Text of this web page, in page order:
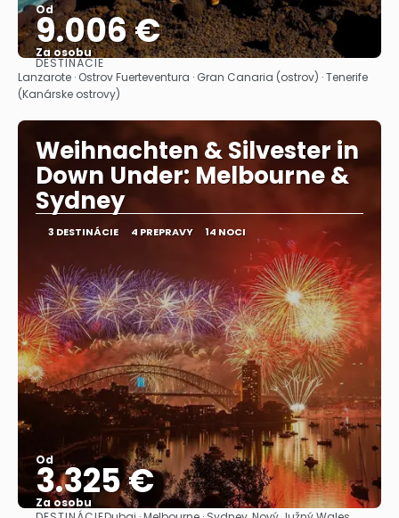
Od
9.006 €
Za osobu
Pozrieť sa
DESTINÁCIE
Lanzarote · Ostrov Fuerteventura · Gran Canaria (ostrov) · Tenerife
(Kanárske ostrovy)
Weihnachten & Silvester in
Down Under: Melbourne &
Sydney
3 DESTINÁCIE 4 PREPRAVY 14 NOCI
Od
3.325 €
Za osobu